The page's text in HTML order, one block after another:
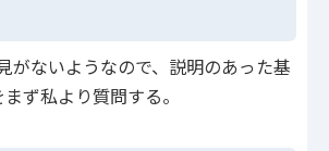
がないようなので、説明のあった基
ず私より質問する。